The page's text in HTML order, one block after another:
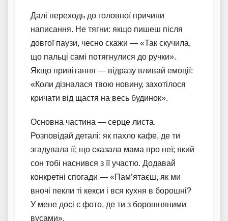
Далі переходь до головної причини
написання. Не тягни: якщо пишеш після
довгої паузи, чесно скажи — «Так скучила,
що пальці самі потягнулися до ручки».
Якщо привітання — відразу вливай емоції:
«Коли дізналася твою новину, захотілося
кричати від щастя на весь будинок».
Основна частина — серце листа.
Розповідай деталі: як пахло кафе, де ти
згадувала її; що сказала мама про неї; який
сон тобі наснився з її участю. Додавай
конкретні спогади — «Пам’ятаєш, як ми
вночі пекли ті кекси і вся кухня в борошні?
У мене досі є фото, де ти з борошняними
вусами».